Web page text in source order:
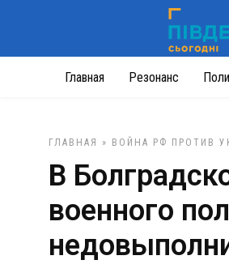
Главная Резонанс
ГЛАВНАЯ » ВОЙНА РФ ПРОТИВ
В
военного